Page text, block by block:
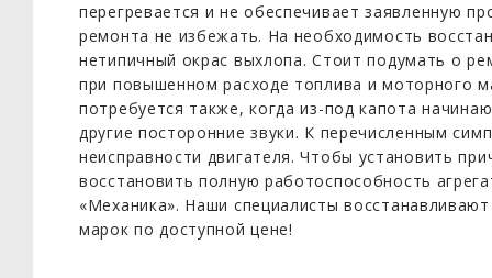
перегревается и не обеспечивает заявленную
ремонта не избежать. На необходимость
нетипичный окрас выхлопа. Стоит подумать о
при повышенном расходе топлива и моторного
потребуется также, когда из-под капота
другие посторонние звуки. К перечисленным
неисправности двигателя. Чтобы установить
восстановить полную работоспособность
«Механика». Наши специалисты
марок по доступной цене!